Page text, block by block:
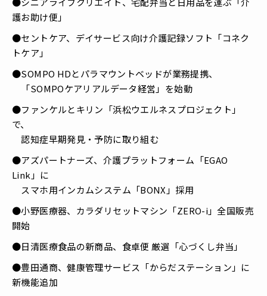
護お助け便」
●セントケア、デイサービス向け介護記録ソフト「コネク
トケア」
●SOMPO HDとパラマウントベッドが業務提携、
「SOMPOケアリアルデータ経営」を始動
●ファンケルとキリン「浜松ウエルネスプロジェクト」
で、
認知症早期発見・予防に取り組む
●アズパートナーズ、介護プラットフォーム「EGAO
Link」に
スマホ用インカムシステム「BONX」採用
●小野医療器、カラダリセットマシン「ZERO-i」全国販売
開始
●日清医療食品の新商品、食卓便 厳選「心づくし弁当」
●豊田通商、健康管理サービス「からだステーション」に
新機能追加